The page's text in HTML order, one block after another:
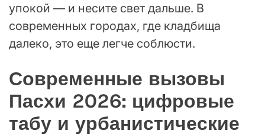
упокой — и несите свет дальше. В
современных городах, где кладбища
далеко, это еще легче соблюсти.
Современные вызовы
Пасхи 2026: цифровые
табу и урбанистические